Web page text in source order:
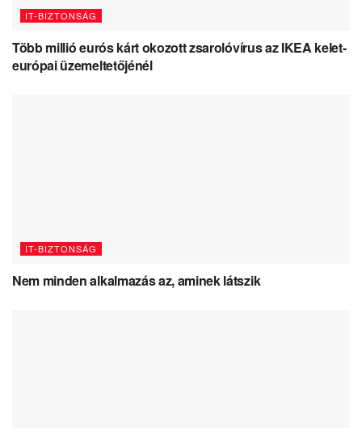
IT-BIZTONSÁG
Több millió eurós kárt okozott zsarolóvírus az IKEA kelet-
európai üzemeltetőjénél
IT-BIZTONSÁG
Nem minden alkalmazás az, aminek látszik